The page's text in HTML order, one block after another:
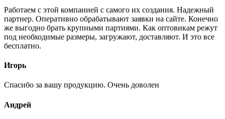
Работаем с этой компанией с самого их создания. Надежный
партнер. Оперативно обрабатывают заявки на сайте. Конечно
же выгодно брать крупными партиями. Как оптовикам режут
под необходимые размеры, загружают, доставляют. И это все
бесплатно.
Игорь
Спасибо за вашу продукцию. Очень доволен
Андрей